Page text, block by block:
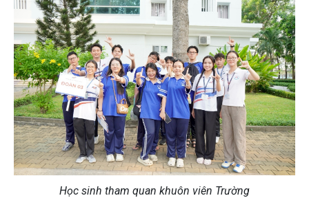
Học sinh tham quan khuôn viên Trường